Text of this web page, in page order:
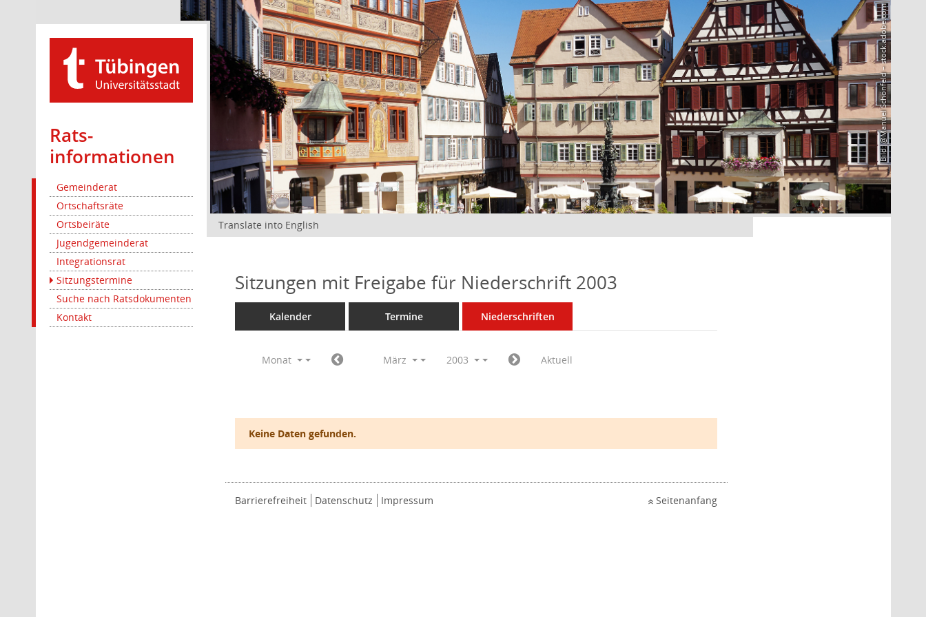
Rats­
informationen
Gemeinderat
Ortschaftsräte
Ortsbeiräte
Jugendgemeinderat
Integrationsrat
Sitzungstermine
Suche nach Ratsdokumenten
Kontakt
Bild: @Manuel Schönfeld – stock.adobe.com
Translate into English
Sitzungen mit Freigabe für Niederschrift 2003
Kalender Termine Niederschriften
Monat März 2003 Aktuell
Keine Daten gefunden.
Barrierefreiheit Datenschutz Impressum Seitenanfang